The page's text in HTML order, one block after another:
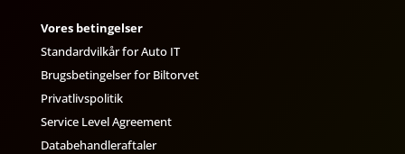
Vores betingelser
Standardvilkår for Auto IT
Brugsbetingelser for Biltorvet
Privatlivspolitik
Service Level Agreement
Databehandleraftaler